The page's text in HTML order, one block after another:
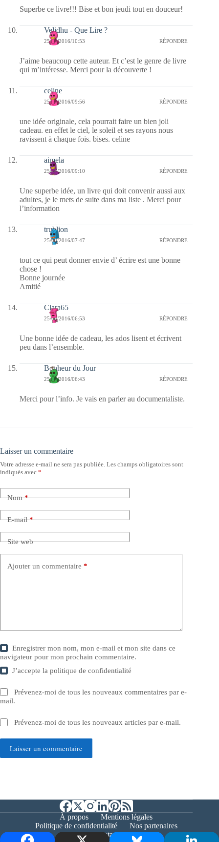
Superbe ce livre!!! Bise et bon jeudi tout en douceur!
Velidhu - Que Lire ?
25/08/2016/10:53 RÉPONDRE
J’aime beaucoup cette auteur. Et c’est le genre de livre
qui m’intéresse. Merci pour la découverte !
celine
25/08/2016/09:56 RÉPONDRE
une idée originale, cela pourrait faire un bien joli
cadeau. en effet le ciel, le soleil et ses rayons nous
ravissent à chaque fois. bises. celine
aimela
25/08/2016/09:10 RÉPONDRE
Une superbe idée, un livre qui doit convenir aussi aux
adultes, je le mets de suite dans ma liste . Merci pour
l’information
trublion
25/08/2016/07:47 RÉPONDRE
tout ce qui peut donner envie d’ écrire est une bonne
chose !
Bonne journée
Amitié
Clara65
25/08/2016/06:53 RÉPONDRE
Une bonne idée de cadeau, les ados lisent et écrivent
peu dans l’ensemble.
Bonheur du Jour
25/08/2016/06:43 RÉPONDRE
Merci pour l’info. Je vais en parler au documentaliste.
Laisser un commentaire
Votre adresse e-mail ne sera pas publiée. Les champs obligatoires sont
indiqués avec *
Nom*
E-mail*
Site web
Ajouter un commentaire *
Enregistrer mon nom, mon e-mail et mon site dans ce
navigateur pour mon prochain commentaire.
J’accepte lapolitique de confidentialité
Prévenez-moi de tous les nouveaux commentaires par e-
mail.
Prévenez-moi de tous les nouveaux articles par e-mail.
Laisser un commentaire
À propos
Mentions légales
Politique de confidentialité
Nos partenaires
Contact